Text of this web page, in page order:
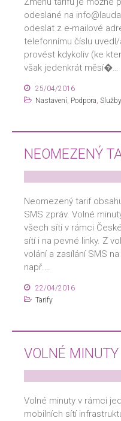
odeslané na
odeslat z e-mailové
telefonnímu číslu
provést kdykoliv (ke
však jedenkrát měsí�…
25/04/2016
Nastavení, Podpora, Služby
NEOMEZENÝ
Neomezený tarif
SMS zpráv. Volné
všech sítí v rámci
sítí i na pevné linky. Z
volání a zasílání SMS
např.…
22/04/2016
Tarify
VOLNÉ MINUTY
Volné minuty v rámci
mobilních sítí